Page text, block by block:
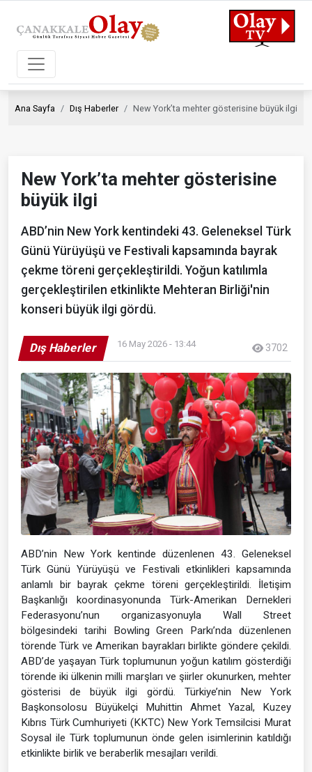
Ana Sayfa Dış Haberler New York’ta mehter gösterisine büyük ilgi
New York’ta mehter gösterisine
büyük ilgi
ABD’nin New York kentindeki 43. Geleneksel Türk
Günü Yürüyüşü ve Festivali kapsamında bayrak
çekme töreni gerçekleştirildi. Yoğun katılımla
gerçekleştirilen etkinlikte Mehteran Birliği'nin
konseri büyük ilgi gördü.
Dış Haberler 16 May 2026 - 13:44 3702
ABD’nin New York kentinde düzenlenen 43. Geleneksel
Türk Günü Yürüyüşü ve Festivali etkinlikleri kapsamında
anlamlı bir bayrak çekme töreni gerçekleştirildi. İletişim
Başkanlığı koordinasyonunda Türk-Amerikan Dernekleri
Federasyonu’nun organizasyonuyla Wall Street
bölgesindeki tarihi Bowling Green Parkı’nda düzenlenen
törende Türk ve Amerikan bayrakları birlikte göndere çekildi.
ABD’de yaşayan Türk toplumunun yoğun katılım gösterdiği
törende iki ülkenin milli marşları ve şiirler okunurken, mehter
gösterisi de büyük ilgi gördü. Türkiye’nin New York
Başkonsolosu Büyükelçi Muhittin Ahmet Yazal, Kuzey
Kıbrıs Türk Cumhuriyeti (KKTC) New York Temsilcisi Murat
Soysal ile Türk toplumunun önde gelen isimlerinin katıldığı
etkinlikte birlik ve beraberlik mesajları verildi.